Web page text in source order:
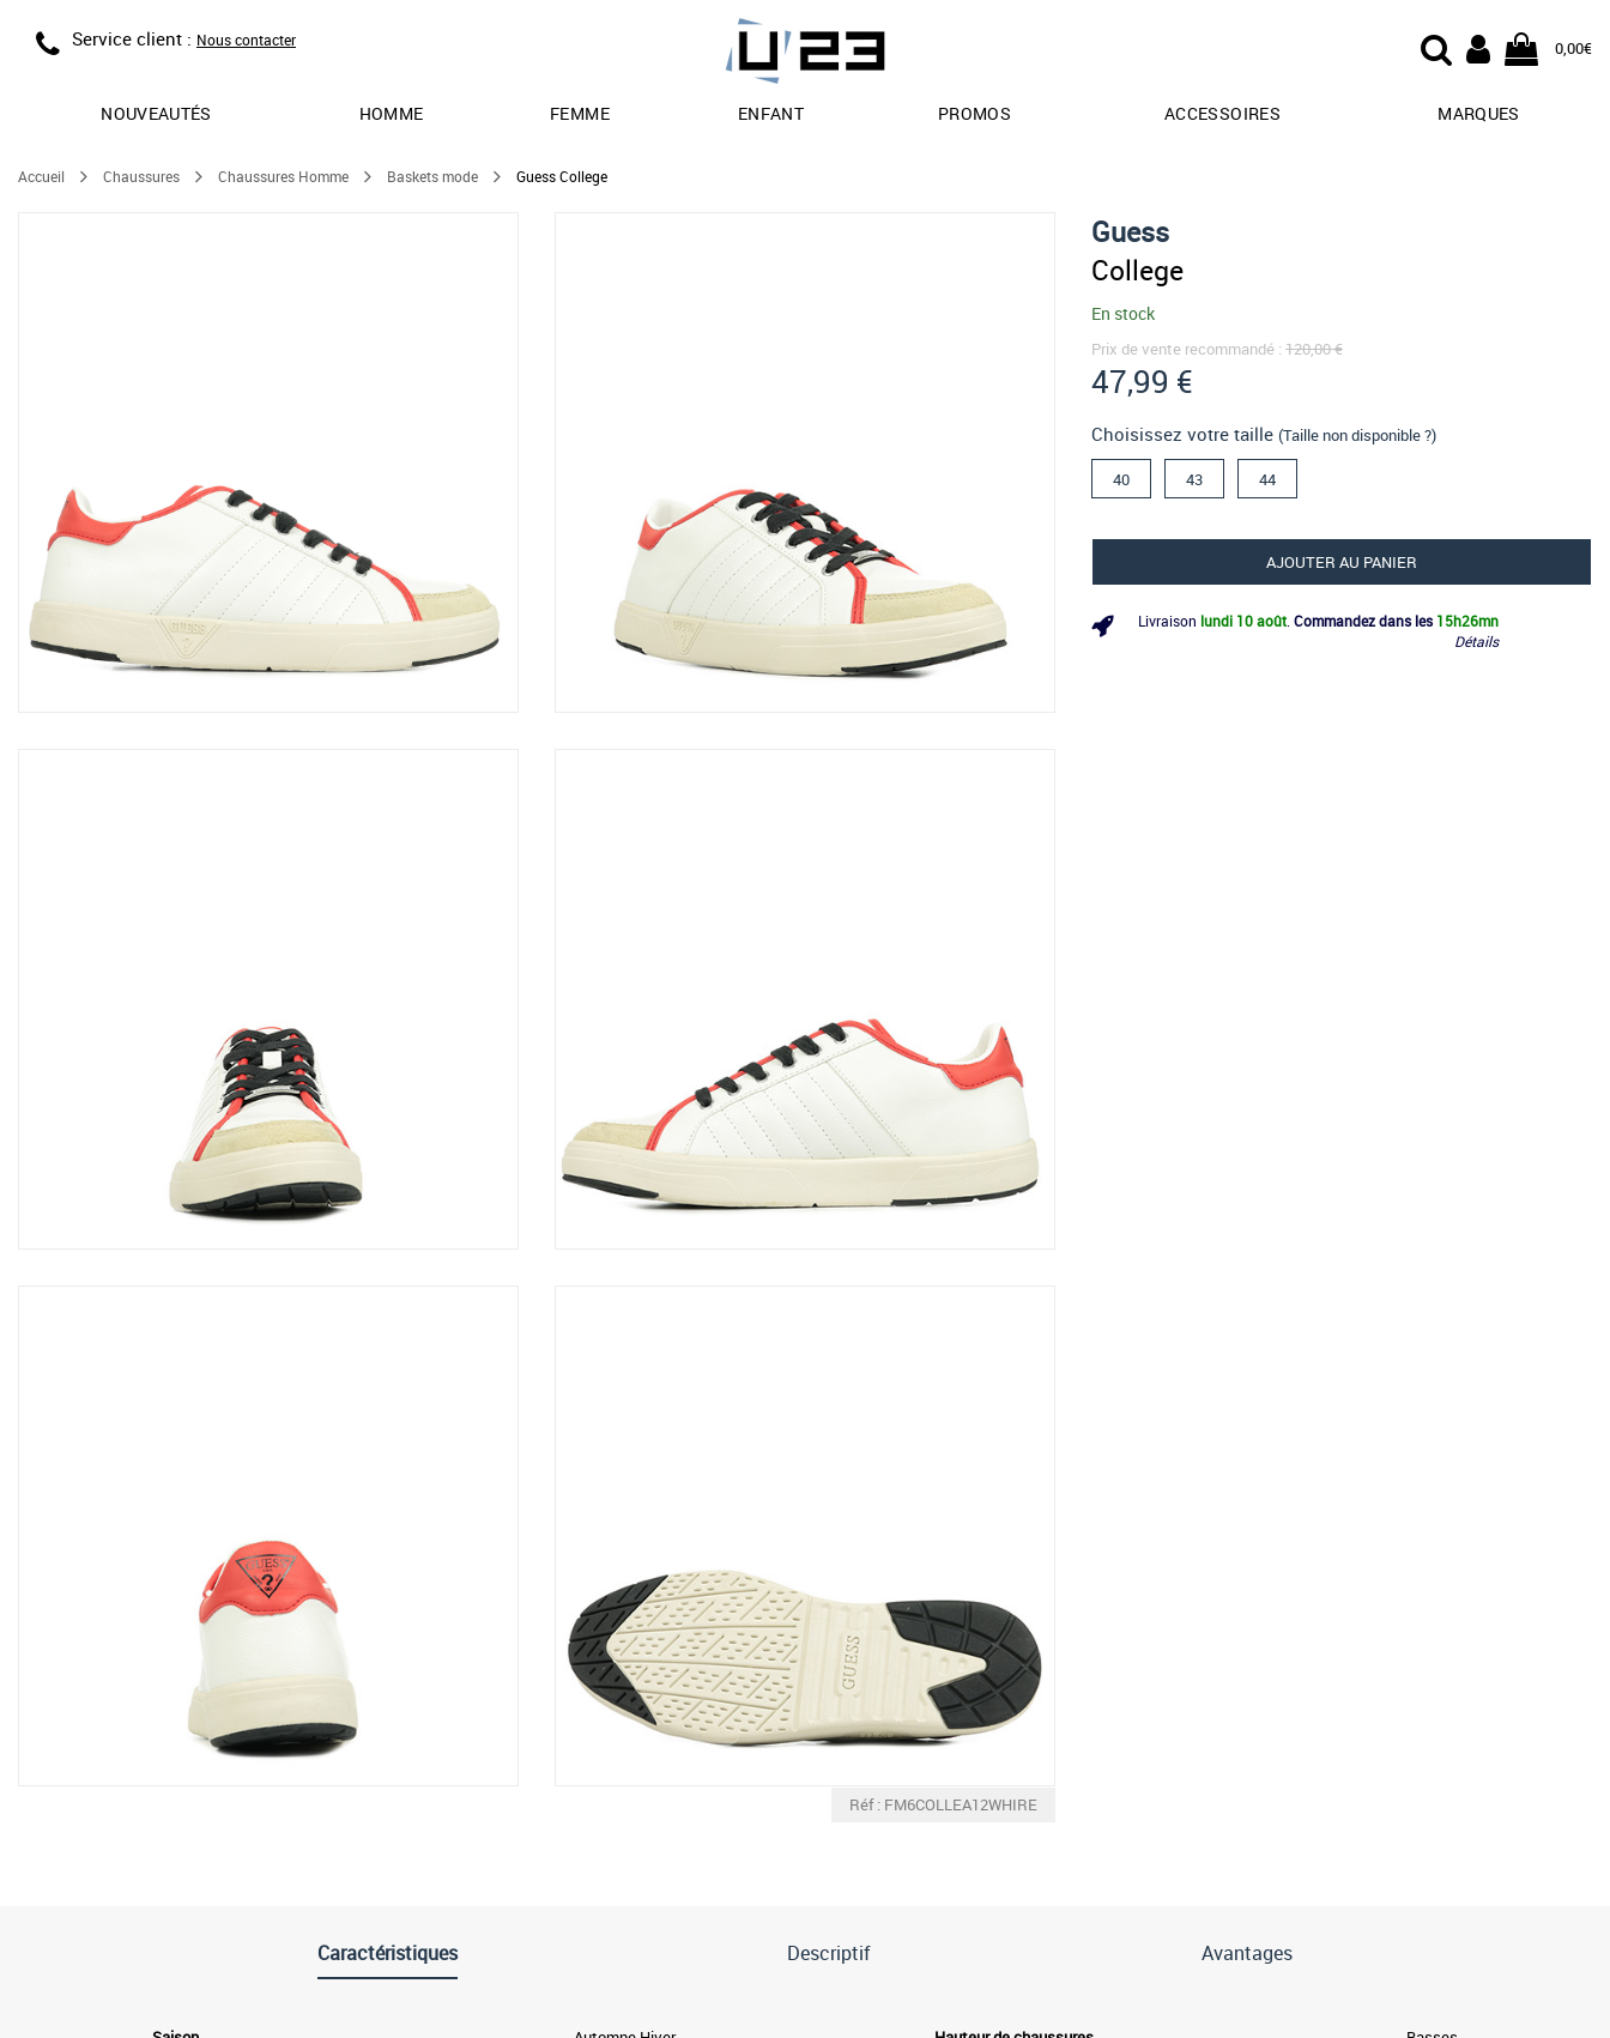
Service client : Nous contacter 0,00€
NOUVEAUTÉS HOMME FEMME ENFANT PROMOS ACCESSOIRES MARQUES
Accueil Chaussures Chaussures Homme Baskets mode Guess College
Réf : FM6COLLEA12WHIRE
Guess
College
En stock
Prix de vente recommandé : 120,00 €
47,99 €
Choisissez votre taille (Taille non disponible ?)
40 43 44
AJOUTER AU PANIER
Livraison lundi 10 août Commandez dans les 15h26mn
Détails
Caractéristiques Descriptif Avantages